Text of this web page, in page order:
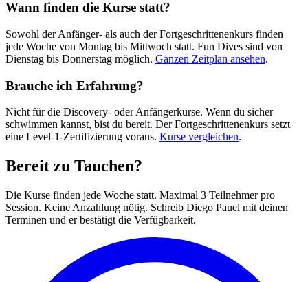
Wann finden die Kurse statt?
Sowohl der Anfänger- als auch der Fortgeschrittenenkurs finden
jede Woche von Montag bis Mittwoch statt. Fun Dives sind von
Dienstag bis Donnerstag möglich. Ganzen Zeitplan ansehen.
Brauche ich Erfahrung?
Nicht für die Discovery- oder Anfängerkurse. Wenn du sicher
schwimmen kannst, bist du bereit. Der Fortgeschrittenenkurs setzt
eine Level-1-Zertifizierung voraus. Kurse vergleichen.
Bereit zu Tauchen?
Die Kurse finden jede Woche statt. Maximal 3 Teilnehmer pro
Session. Keine Anzahlung nötig. Schreib Diego Pauel mit deinen
Terminen und er bestätigt die Verfügbarkeit.